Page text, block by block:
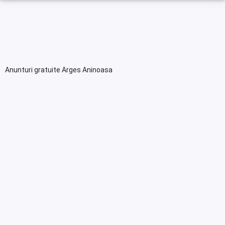
Anunturi gratuite Arges Aninoasa